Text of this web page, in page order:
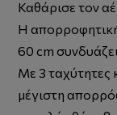
Καθάρισε τον
Η
60 cm
Με 3 ταχύτητες
μέγιστη